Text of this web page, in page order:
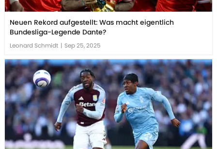
Neuen Rekord aufgestellt: Was macht eigentlich
Bundesliga-Legende Dante?
Leonard Schmidt | Sep 25, 2025